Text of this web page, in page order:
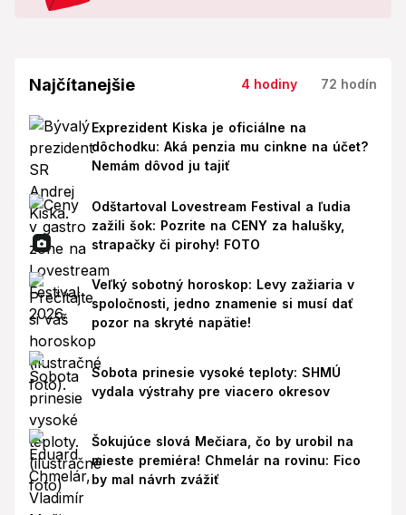
Najčítanejšie 4 hodiny 72 hodín
Exprezident Kiska je oficiálne na
dôchodku: Aká penzia mu cinkne na účet?
Nemám dôvod ju tajiť
Odštartoval Lovestream Festival a ľudia
zažili šok: Pozrite na CENY za halušky,
strapačky či pirohy! FOTO
Veľký sobotný horoskop: Levy zažiaria v
spoločnosti, jedno znamenie si musí dať
pozor na skryté napätie!
Sobota prinesie vysoké teploty: SHMÚ
vydala výstrahy pre viacero okresov
Šokujúce slová Mečiara, čo by urobil na
mieste premiéra! Chmelár na rovinu: Fico
by mal návrh zvážiť